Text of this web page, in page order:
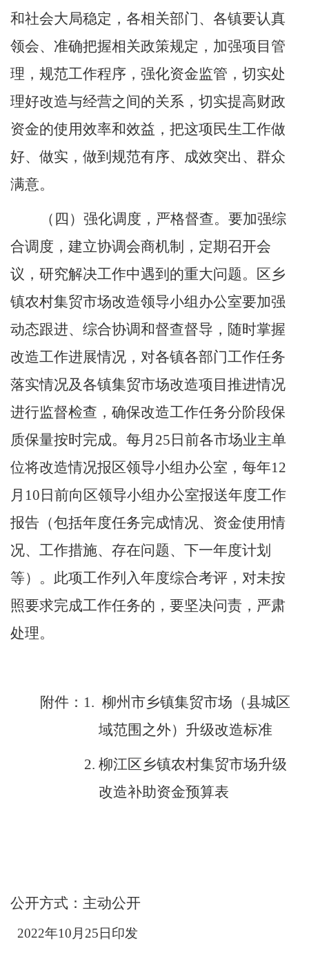
和社会大局稳定，各相关部门、各镇要认真
领会、准确把握相关政策规定，加强项目管
理，规范工作程序，强化资金监管，切实处
理好改造与经营之间的关系，切实提高财政
资金的使用效率和效益，把这项民生工作做
好、做实，做到规范有序、成效突出、群众
满意。
（四）强化调度，严格督查。 要加强综
合调度，建立协调会商机制，定期召开会
议，研究解决工作中遇到的重大问题。
区乡
镇农村集贸市场改造领导小组办公室要加强
动态跟进、综合协调和督查督导，随时掌握
改造工作进展情况，对各镇各部门工作任务
落实情况及各镇集贸市场改造项目推进情况
进行监督检查，确保改造工作任务分阶段保
质保量按时完成。 每月 25 日前各市场业主单
位将改造情况报区领导小组办公室 ， 每年12
月 10 日前向 区领导小组办公室报送年度工作
报告（包括年度任务完成情况、资金使用情
况、工作措施、存在问题、下一年度计划
等）。此项工作列入年度综合考评，对未按
照要求完成工作任务的，要坚决问责，严肃
处理。
附件： 1. 柳州市乡镇集贸市场（县城区
域范围之外）升级改造标准
2. 柳江区乡镇农村集贸市场升级
改造补助资金预算表
公开方式 ： 主动公开
2022年10 月 25 日 印发